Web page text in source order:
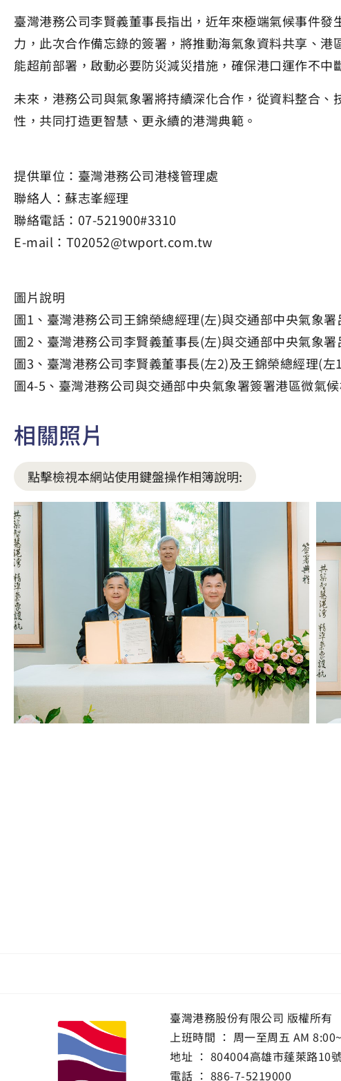
臺灣港務公司李賢義董事長指出，近年來極端氣候事件
力，此次合作備忘錄的簽署，將推動海氣象資料共享、
能超前部署，啟動必要防災減災措施，確保港口運作不
未來，港務公司與氣象署將持續深化合作，從資料整合
性，共同打造更智慧、更永續的港灣典範。
提供單位：臺灣港務公司港棧管理處
聯絡人：蘇志峯經理
聯絡電話：07-521900#3310
E-mail：T02052@twport.com.tw
圖片說明
圖1、臺灣港務公司王錦榮總經理(左)與交通部中央氣象
圖2、臺灣港務公司李賢義董事長(左)與交通部中央氣象
圖3、臺灣港務公司李賢義董事長(左2)及王錦榮總經理(
圖4-5、臺灣港務公司與交通部中央氣象署簽署港區微氣
相關照片
點擊檢視本網站使用鍵盤操作相簿說明:
臺灣港務股份有限公司 版權所有
上班時間 ： 周一至周五 AM
地址 ： 804004高雄市蓬萊路10
電話 ： 886-7-5219000